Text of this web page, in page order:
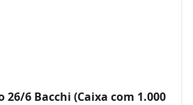
26/6 Bacchi (Caixa com 1.000